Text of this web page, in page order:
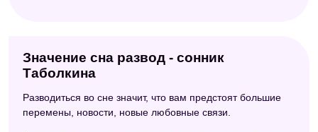
Значение сна развод - сонник
Таболкина
Разводиться во сне значит, что вам предстоят большие
перемены, новости, новые любовные связи.